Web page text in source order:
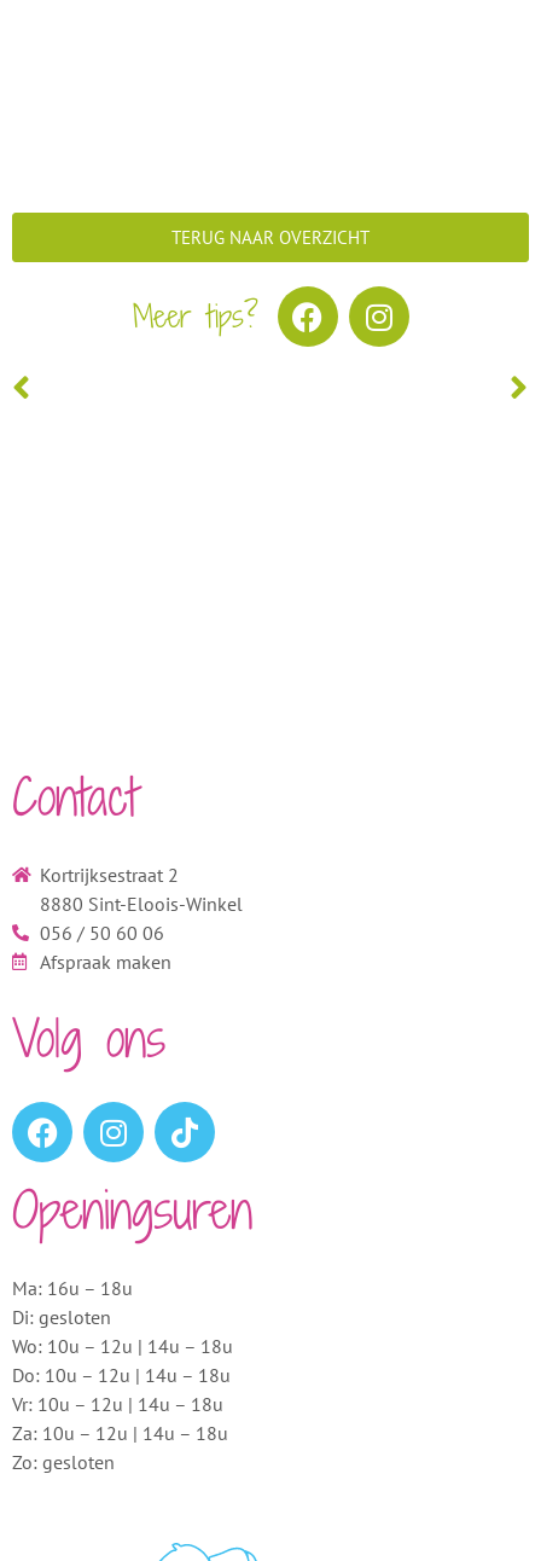
TERUG NAAR OVERZICHT
Meer tips?
Contact
Kortrijksestraat 2
8880 Sint-Eloois-Winkel
056 / 50 60 06
Afspraak maken
Volg ons
Openingsuren
Ma: 16u – 18u
Di: gesloten
Wo: 10u – 12u | 14u – 18u
Do: 10u – 12u | 14u – 18u
Vr: 10u – 12u | 14u – 18u
Za: 10u – 12u | 14u – 18u
Zo: gesloten